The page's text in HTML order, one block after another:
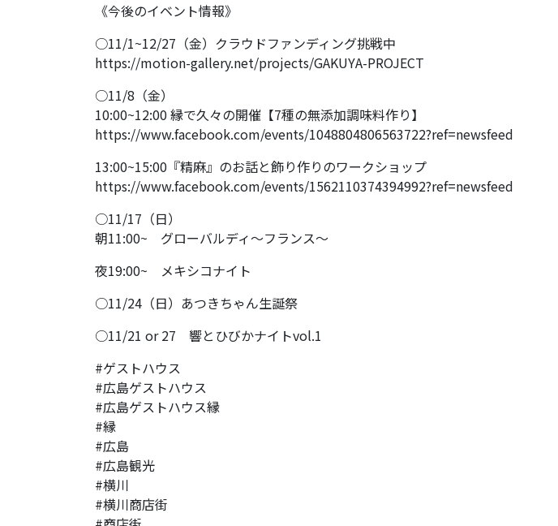
《今後のイベント情報》
○11/1~12/27（金）クラウドファンディング挑戦中
https://motion-gallery.net/projects/GAKUYA-PROJECT
○11/8（金）
10:00~12:00 縁で久々の開催【7種の無添加調味料作り】
https://www.facebook.com/events/1048804806563722?ref=newsfeed
13:00~15:00『精麻』のお話と飾り作りのワークショップ
https://www.facebook.com/events/1562110374394992?ref=newsfeed
○11/17（日）
朝11:00~ グローバルディ〜フランス〜
夜19:00~ メキシコナイト
○11/24（日）あつきちゃん生誕祭
○11/21 or 27 響とひびかナイトvol.1
#ゲストハウス
#広島ゲストハウス
#広島ゲストハウス縁
#縁
#広島
#広島観光
#横川
#横川商店街